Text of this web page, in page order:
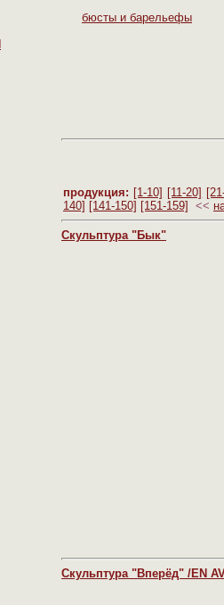
бюсты и барельефы
продукция: [1-10] [11-20]
140] [141-150] [151-159] <<
Скульптура "Бык"
Скульптура "Вперёд" /EN